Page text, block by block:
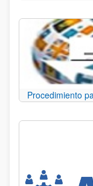
Procedimiento